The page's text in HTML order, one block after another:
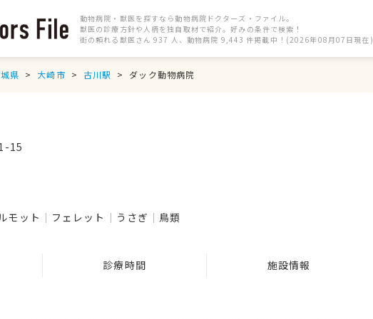
動物病院・獣医を探すなら動物病院ドクターズ・ファイル。
獣医の診療方針や人柄を独自取材で紹介。好みの条件で検索！
街の頼れる獣医さん 937 人、動物病院 9,443 件掲載中！(2026年08月07日現在)
県 大崎市 古川駅 ダック動物病院
15
モット フェレット うさぎ 鳥類
診療時間 施設情報